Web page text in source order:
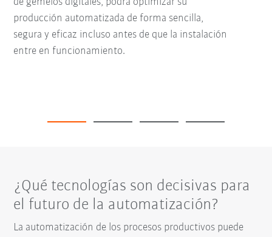
de gemelos digitales, podrá optimizar su
producción automatizada de forma sencilla,
segura y eficaz incluso antes de que la instalación
entre en funcionamiento.
¿Qué tecnologías son decisivas para
el futuro de la automatización?
La automatización de los procesos productivos puede